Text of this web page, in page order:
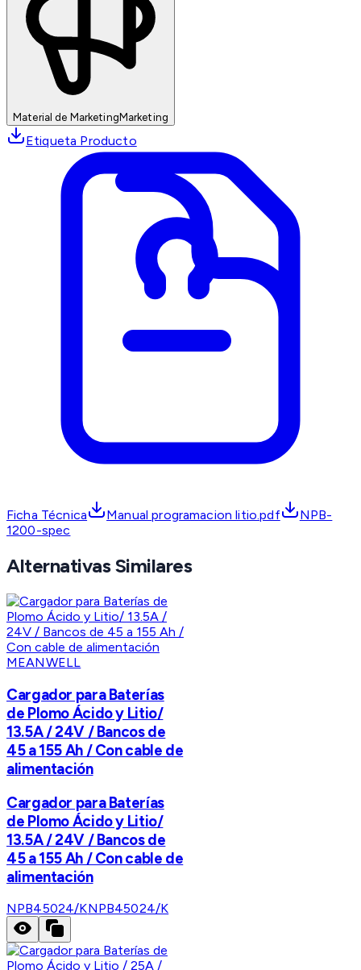
Material de MarketingMarketing
Etiqueta Producto
Ficha Técnica Manual programacion litio.pdf
NPB-
1200-spec
Alternativas Similares
MEANWELL
Cargador para Baterías
de Plomo Ácido y Litio/
13.5A / 24V / Bancos de
45 a 155 Ah / Con cable de
alimentación
Cargador para Baterías
de Plomo Ácido y Litio/
13.5A / 24V / Bancos de
45 a 155 Ah / Con cable de
alimentación
NPB45024/KNPB45024/K